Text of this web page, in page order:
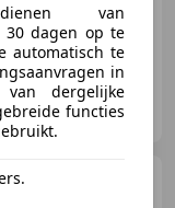
Phantom
van
30 dagen op te
automatisch te
in
dergelijke
functies